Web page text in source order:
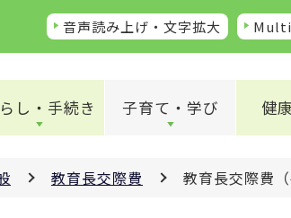
音声読み上げ・文字拡大
し・手続き 子育て・学び 健
教育長交際費 教育長交際費（